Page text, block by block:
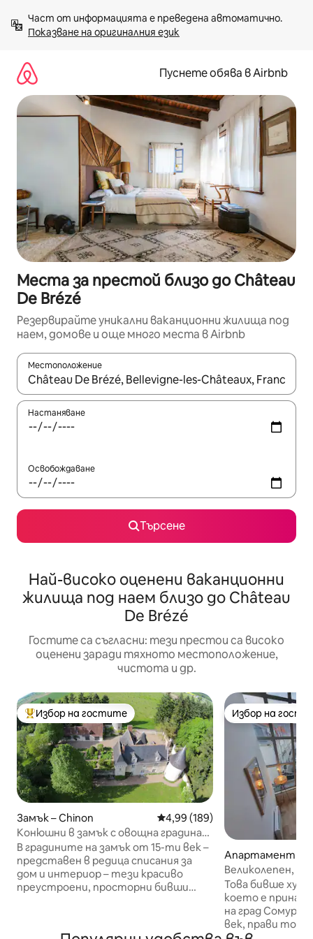
към
съдържанието
Показване на оригиналния език
Пуснете обява в Airbnb
Места за престой близо до Château
De Brézé
Резервирайте уникални ваканционни жилища под
наем, домове и още много места в Airbnb
Местоположение
Когато резултатите се покажат, използвайте
Настаняване
Освобождаване
Търсене
Най-високо оценени ваканционни
жилища под наем близо до Château
De Brézé
Гостите са съгласни: тези престои са високо
оценени заради тяхното местоположение,
чистота и др.
Най-популярен избор на гостите
Избор на гостите
Замък – Chinon Средна оценка: 4,99 от 5,
4,99 (189)
Конюшни в замък с овощна градина
за трюфели
В градините на замък от 15-ти век –
представен в редица списания за
дом и интериор – тези красиво
преустроени, просторни бивши
Избор на
Избор на
Апартамент –
Великолепен,
дуплекс,
Това бивше
което е
на град Сомур в
век, прави това